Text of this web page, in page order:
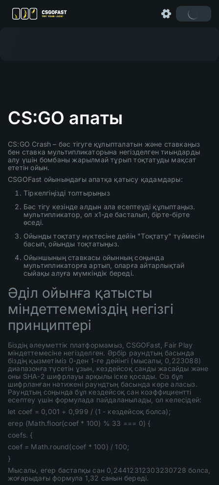
CS:GO апаты
CS:GO Crash – бәс тігуге құлыпталатын және ставкаңыз
бен ставка мультипликаторына негізделген тиындарды
алу үшін бомбаны жарылмай тұрып тоқтатуды мақсат
ететін ойын.
CSGOFast ойынындағы апатқа қатысу қадамдары:
Тіркелгіңізді толтырыңыз
Бәс тігу кезінде алдын ала есептеуді құлыптаңыз.
мультипликатор, ол x1-де басталып, бірте-бірте
өседі.
Ойынды тоқтату нүктесіне дейін "Тоқтату" түймесін
басып, ойынды тоқтатыңыз.
Ойыншының ставкасы ойынның соңында
мультипликаторға артып, оларға айтарлықтай
сыйақы алуға мүмкіндік береді.
Әділ ойынға қатысты
міндеттемеміздің негізгі
принциптері
Біздің әлеуметтік платформамыз, CSGOFast, Fair Play
міндеттемесіне негізделген. Әрбір раундтың басында
біздің қызметіміз 0-ден 1-ге дейінгі (мысалы, 0,223088)
диапазонға түсетін ұзын, кездейсоқ санды жасайды және
оны SHA-2 шифрлауы арқылы іске қосады. Сіз бұл
шифрланған нәтижені раундтың басында көре аласыз.
Раундтың соңында бұл кездейсоқ сан коэффициентті
есептеу үшін формулада пайдаланылады, ол келесідей:
let coef = 0,001 + 0,999 / (1 - кездейсоқ болса);
егер (Math.floor(coef * 100) % 33 === 0) {
coefs. {
coef = Math.round(coef * 100) / 100;
}
Мысалы, егер бастапқы сан 0,24412312303230728 болса,
жоғарыдағы формула 1,32 санын береді.